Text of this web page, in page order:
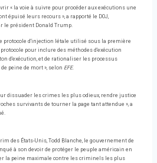
« la voie à suivre pour procéder aux exécutions une
épuisé leurs recours », a rapporté le DOJ,
le président Donald Trump.
protocole d'injection létale utilisé sous la première
pour inclure des méthodes d'exécution
d'exécution, et de rationaliser les processus
peine de mort », selon EFE.
dissuader les crimes les plus odieux, rendre justice
survivants de tourner la page tant attendue », a
des États-Unis, Todd Blanche, le gouvernement de
à son devoir de protéger le peuple américain en
la peine maximale contre les criminels les plus